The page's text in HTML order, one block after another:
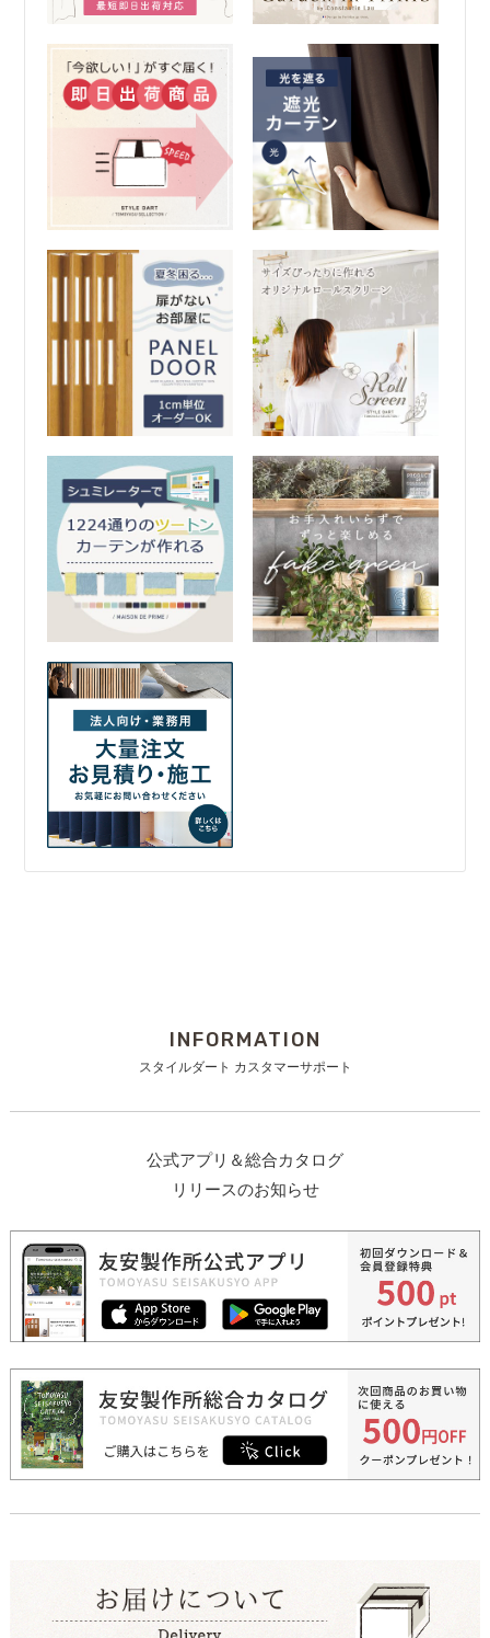
INFORMATION
スタイルダート カスタマーサポート
公式アプリ＆総合カタログ
リリースのお知らせ